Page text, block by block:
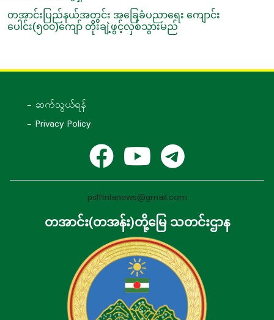
တအာင်းပြည်နယ်အတွင်း အခြေခံပညာရေး ကျောင်း
ပေါင်း(၅၀၀)ကျော် တိုးချဲ့ဖွင့်လှစ်သွားမည်
- ဆက်သွယ်ရန်
- Privacy Policy
pslftnlanews@gmail.com
တအာင်း(တအန်း)တို့မြေ သတင်းဌာန